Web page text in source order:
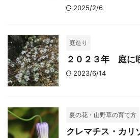
2025/2/6
庭造り
２０２３年 庭に
2023/6/14
夏の花・山野草の育て方
クレマチス・カリ